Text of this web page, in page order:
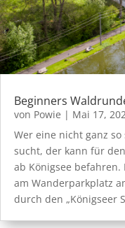
Beginners
von Powie | Mai 17,
Wer eine nicht ganz
sucht, der kann für
ab Königsee
am Wanderparkplatz
durch den „Königseer